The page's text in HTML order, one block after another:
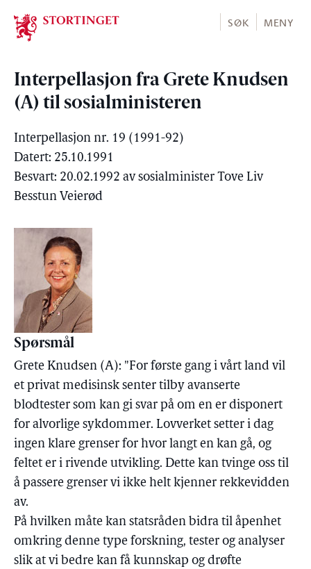
Stortinget.no
SØK MENY
Interpellasjon fra Grete Knudsen
(A) til sosialministeren
Interpellasjon nr. 19 (1991-92)
Datert: 25.10.1991
Besvart: 20.02.1992 av sosialminister Tove Liv
Besstun Veierød
Spørsmål
Grete Knudsen (A): "For første gang i vårt land vil
et privat medisinsk senter tilby avanserte
blodtester som kan gi svar på om en er disponert
for alvorlige sykdommer. Lovverket setter i dag
ingen klare grenser for hvor langt en kan gå, og
feltet er i rivende utvikling. Dette kan tvinge oss til
å passere grenser vi ikke helt kjenner rekkevidden
av.
På hvilken måte kan statsråden bidra til åpenhet
omkring denne type forskning, tester og analyser
slik at vi bedre kan få kunnskap og drøfte